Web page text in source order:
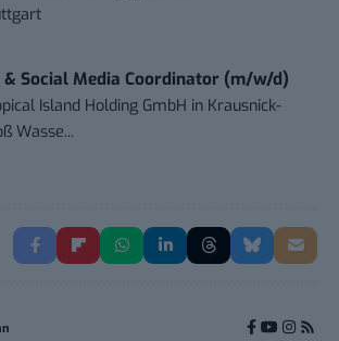
& Social Media Coordinator (m/w/d)
Island Holding GmbH in Krausnick-
Wasse...